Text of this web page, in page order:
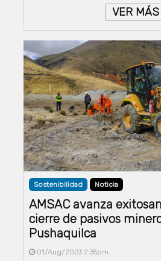
VER MÁS
Sostenibilidad Noticia
AMSAC avanza
cierre de pasivos
Pushaquilca
01/Aug/2023 2:35pm